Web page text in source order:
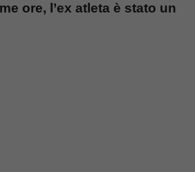
ore, l’ex atleta è stato un